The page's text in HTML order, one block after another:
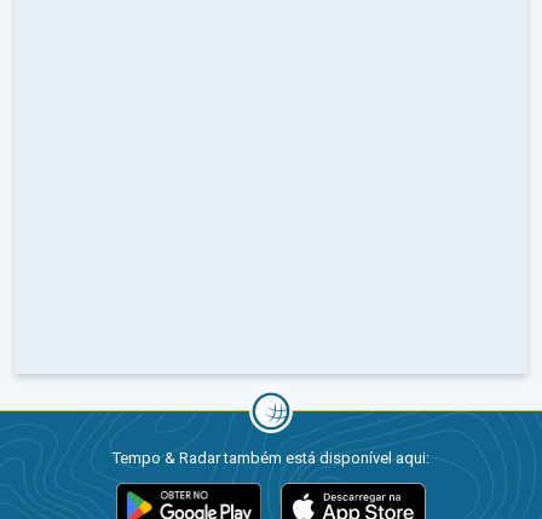
Tempo & Radar também está disponível aqui: